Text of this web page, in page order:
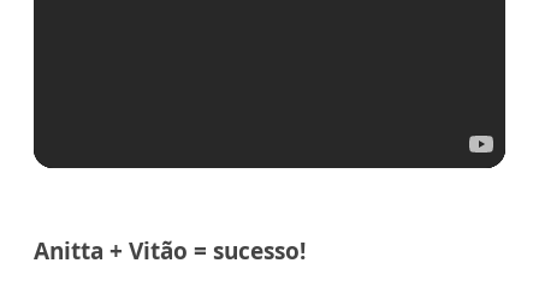
Anitta + Vitão = sucesso!